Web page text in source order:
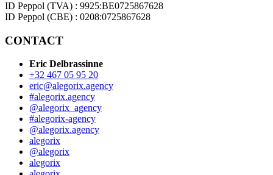
ID Peppol (TVA) : 9925:BE0725867628
ID Peppol (CBE) : 0208:0725867628
CONTACT
Eric Delbrassinne
+32 467 05 95 20
eric@alegorix.agency
#alegorix.agency
@alegorix_agency
#alegorix-agency
@alegorix.agency
alegorix
@alegorix
alegorix